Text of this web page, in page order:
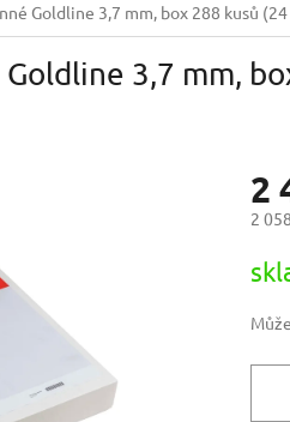
Goldline 3,7 mm, box 288 kusů (24
3,7 mm,
2
2
cena: